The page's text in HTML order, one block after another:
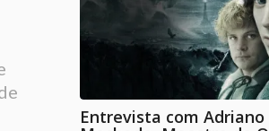
Entrevista com Adriano